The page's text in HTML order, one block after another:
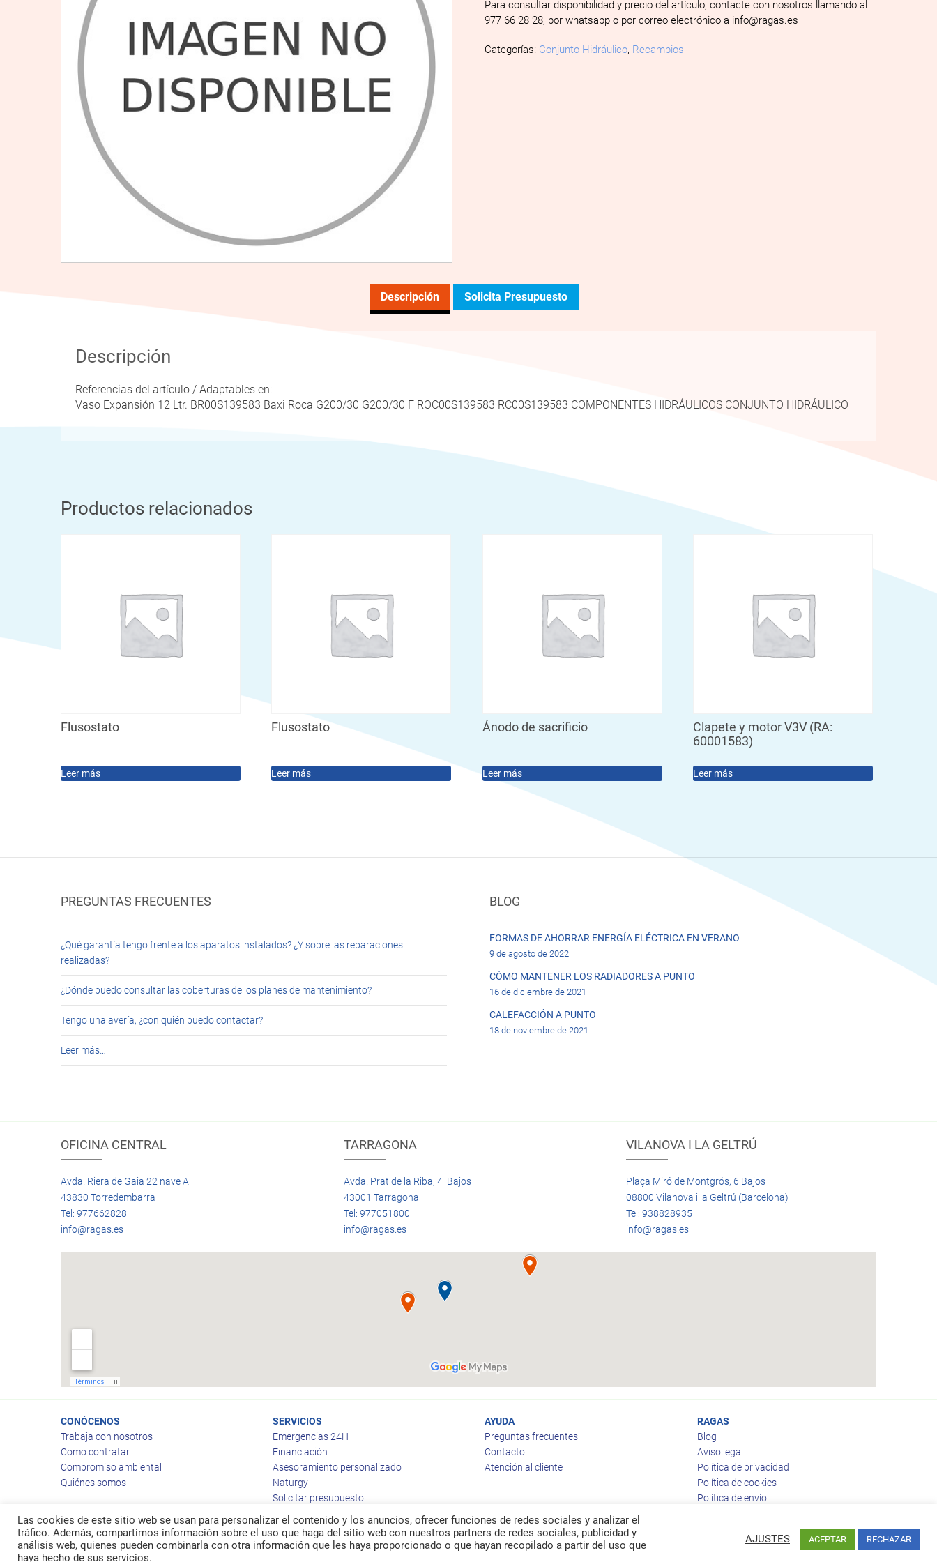
Para consultar disponibilidad y precio del artículo, contacte con nosotros llamando al
977 66 28 28, por whatsapp o por correo electrónico a info@ragas.es
Categorías: Conjunto Hidráulico, Recambios
Descripción Solicita Presupuesto
Descripción
Referencias del artículo / Adaptables en:
Vaso Expansión 12 Ltr. BR00S139583 Baxi Roca G200/30 G200/30 F ROC00S139583 RC00S139583 COMPONENTES HIDRÁULICOS CONJUNTO HIDRÁULICO
Productos relacionados
Flusostato
Leer más
Flusostato
Leer más
Ánodo de sacrificio
Leer más
Clapete y motor V3V (RA:
60001583)
Leer más
PREGUNTAS FRECUENTES
¿Qué garantía tengo frente a los aparatos instalados? ¿Y sobre las reparaciones
realizadas?
¿Dónde puedo consultar las coberturas de los planes de mantenimiento?
Tengo una avería, ¿con quién puedo contactar?
Leer más…
BLOG
FORMAS DE AHORRAR ENERGÍA ELÉCTRICA EN VERANO
9 de agosto de 2022
CÓMO MANTENER LOS RADIADORES A PUNTO
16 de diciembre de 2021
CALEFACCIÓN A PUNTO
18 de noviembre de 2021
OFICINA CENTRAL
Avda. Riera de Gaia 22 nave A
43830 Torredembarra
Tel: 977662828
info@ragas.es
TARRAGONA
Avda. Prat de la Riba, 4 Bajos
43001 Tarragona
Tel: 977051800
info@ragas.es
VILANOVA I LA GELTRÚ
Plaça Miró de Montgrós, 6 Bajos
08800 Vilanova i la Geltrú (Barcelona)
Tel: 938828935
info@ragas.es
CONÓCENOS
Trabaja con nosotros
Como contratar
Compromiso ambiental
Quiénes somos
SERVICIOS
Emergencias 24H
Financiación
Asesoramiento personalizado
Naturgy
Solicitar presupuesto
AYUDA
Preguntas frecuentes
Contacto
Atención al cliente
RAGAS
Blog
Aviso legal
Política de privacidad
Política de cookies
Política de envío
© 2026Ragas
Las cookies de este sitio web se usan para personalizar el contenido y los anuncios, ofrecer funciones de redes sociales y analizar el
tráfico. Además, compartimos información sobre el uso que haga del sitio web con nuestros partners de redes sociales, publicidad y
análisis web, quienes pueden combinarla con otra información que les haya proporcionado o que hayan recopilado a partir del uso que
haya hecho de sus servicios.
AJUSTES ACEPTAR RECHAZAR